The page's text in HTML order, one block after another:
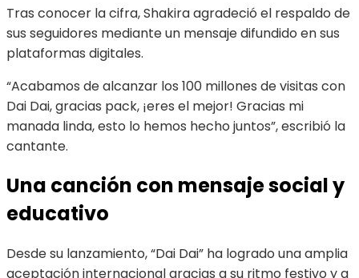
Tras conocer la cifra, Shakira agradeció el respaldo de
sus seguidores mediante un mensaje difundido en sus
plataformas digitales.
“Acabamos de alcanzar los 100 millones de visitas con
Dai Dai, gracias pack, ¡eres el mejor! Gracias mi
manada linda, esto lo hemos hecho juntos”, escribió la
cantante.
Una canción con mensaje social y
educativo
Desde su lanzamiento, “Dai Dai” ha logrado una amplia
aceptación internacional gracias a su ritmo festivo y a